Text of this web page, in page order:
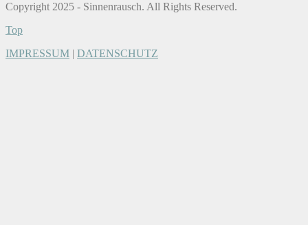
Copyright 2025 - Sinnenrausch. All Rights Reserved.
Top
IMPRESSUM | DATENSCHUTZ